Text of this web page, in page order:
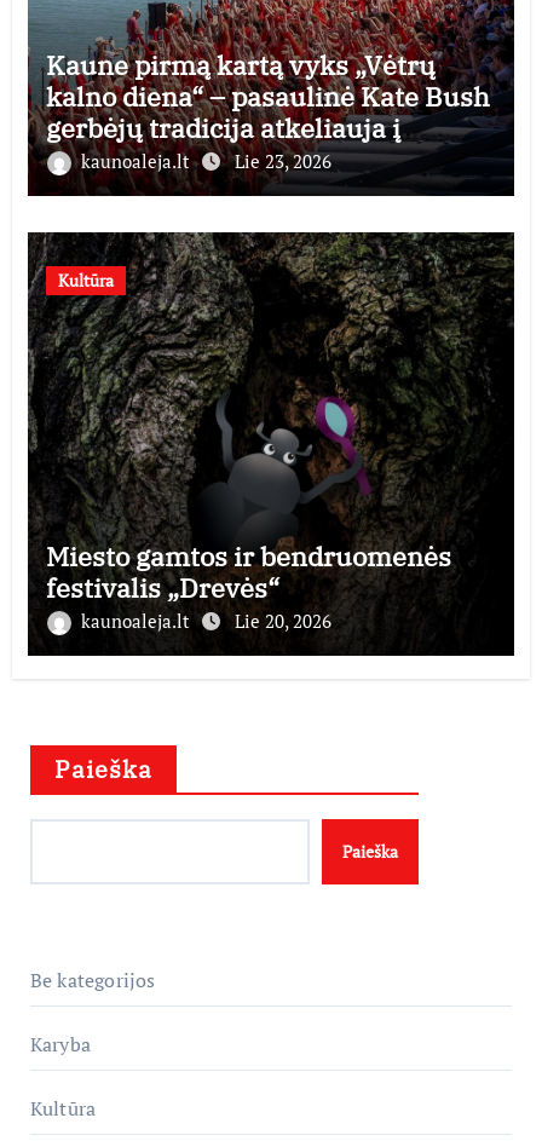
Kaune pirmą kartą vyks „Vėtrų
kalno diena“ – pasaulinė Kate Bush
gerbėjų tradicija atkeliauja į
Lietuvą
kaunoaleja.lt Lie 23, 2026
Kultūra
Miesto gamtos ir bendruomenės
festivalis „Drevės“
kaunoaleja.lt Lie 20, 2026
Paieška
Paieška
Be kategorijos
Karyba
Kultūra